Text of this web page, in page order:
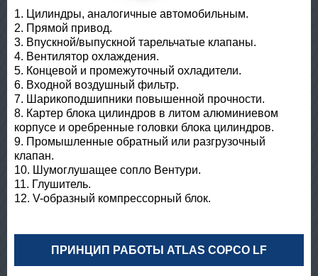
1. Цилиндры, аналогичные автомобильным.
2. Прямой привод.
3. Впускной/выпускной тарельчатые клапаны.
4. Вентилятор охлаждения.
5. Концевой и промежуточный охладители.
6. Входной воздушный фильтр.
7. Шарикоподшипники повышенной прочности.
8. Картер блока цилиндров в литом алюминиевом
корпусе и оребренные головки блока цилиндров.
9. Промышленные обратный или разгрузочный
клапан.
10. Шумоглушащее сопло Вентури.
11. Глушитель.
12. V-образный компрессорный блок.
ПРИНЦИП РАБОТЫ ATLAS COPCO LF